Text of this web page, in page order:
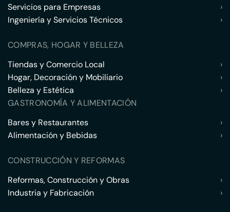
Servicios para Empresas
›
Ingeniería y Servicios Técnicos
›
COMPRAS, HOGAR Y BELLEZA
Tiendas y Comercio Local
›
Hogar, Decoración y Mobiliario
›
Belleza y Estética
›
GASTRONOMÍA Y ALIMENTACIÓN
Bares y Restaurantes
›
Alimentación y Bebidas
›
CONSTRUCCIÓN Y REFORMAS
Reformas, Construcción y Obras
›
Industria y Fabricación
›